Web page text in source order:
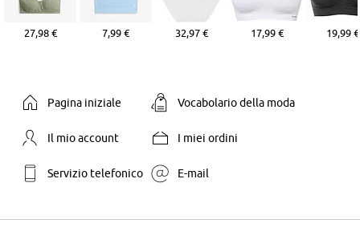
27,98 € 7,99 € 32,97 € 17,99 € 19,99 €
Pagina iniziale Vocabolario della moda
Il mio account I miei ordini
Servizio telefonico E-mail